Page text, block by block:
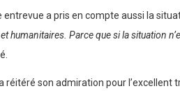
entrevue a pris en compte aussi la
humanitaires. Parce que si la situation
réitéré son admiration pour